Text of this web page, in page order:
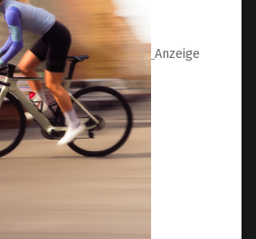
Anzeige